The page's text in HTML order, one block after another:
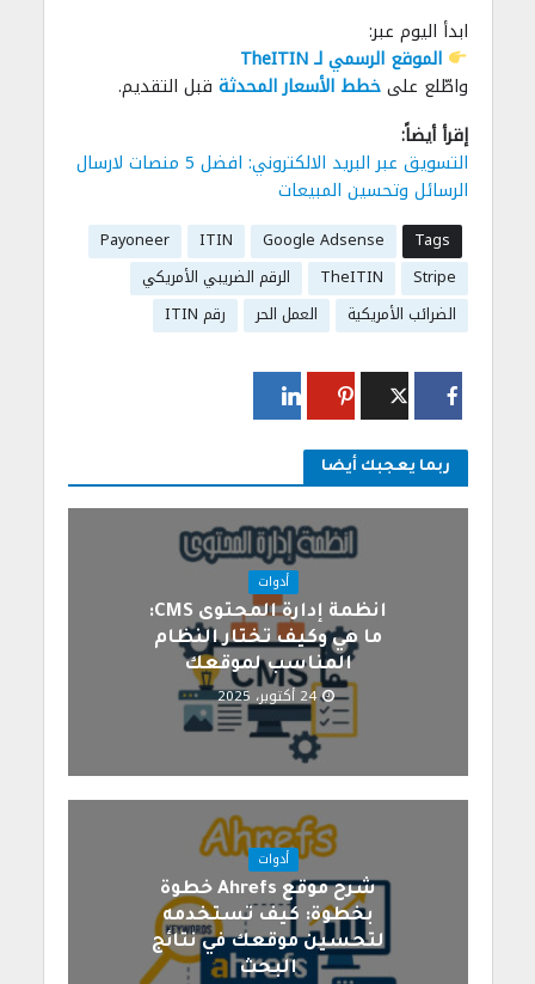
ابدأ اليوم عبر:
الموقع الرسمي لـ TheITIN
واطّلع علىخطط الأسعار المحدثة قبل التقديم.
إقرأ أيضاً:
التسويق عبر البريد الالكتروني: افضل 5 منصات لارسال
الرسائل وتحسين المبيعات
Tags
Google Adsense
ITIN
Payoneer
Stripe
TheITIN
الرقم الضريبي الأمريكي
الضرائب الأمريكية
العمل الحر رقم ITIN
ربما يعجبك أيضا
أدوات
انظمة إدارة المحتوى CMS:
ما هي وكيف تختار النظام
المناسب لموقعك
24 أكتوبر، 2025
أدوات
شرح موقع Ahrefs خطوة
بخطوة: كيف تستخدمه
لتحسين موقعك في نتائج
البحث